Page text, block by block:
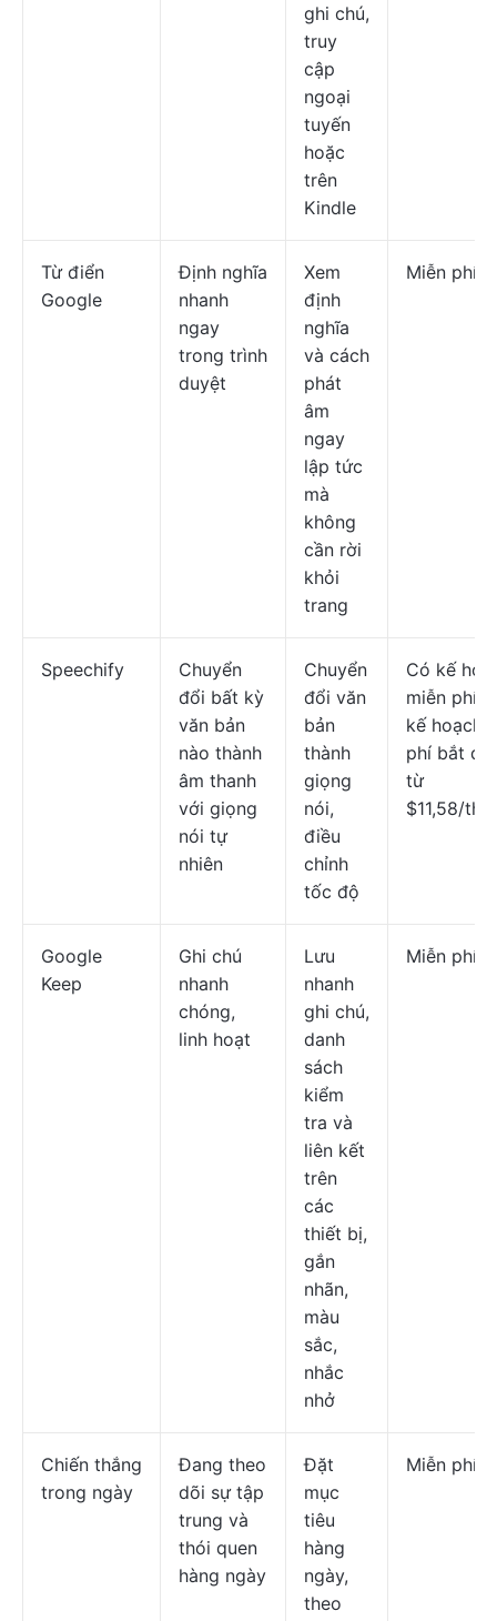
ghi chú,
truy
cập
ngoại
tuyến
hoặc
trên
Kindle
Từ điển
Google
Định nghĩa
nhanh
ngay
trong trình
duyệt
Xem
định
nghĩa
và cách
phát
âm
ngay
lập tức
mà
không
cần rời
khỏi
trang
Miễn phí
Speechify
Chuyển
đổi bất kỳ
văn bản
nào thành
âm thanh
với giọng
nói tự
nhiên
Chuyển
đổi văn
bản
thành
giọng
nói,
điều
chỉnh
tốc độ
Có kế
miễn phí;
kế hoạch
phí bắt
từ
$11,58/
Google
Keep
Ghi chú
nhanh
chóng,
linh hoạt
Lưu
nhanh
ghi chú,
danh
sách
kiểm
tra và
liên kết
trên
các
thiết bị,
gắn
nhãn,
màu
sắc,
nhắc
nhở
Miễn phí
Chiến thắng
trong ngày
Đang theo
dõi sự tập
trung và
thói quen
hàng ngày
Đặt
mục
tiêu
hàng
ngày,
theo
Miễn phí